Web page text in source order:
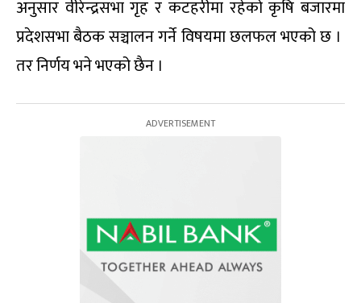
अनुसार वीरेन्द्रसभा गृह र कटहरीमा रहेको कृषि बजारमा
प्रदेशसभा बैठक सञ्चालन गर्ने विषयमा छलफल भएको छ ।
तर निर्णय भने भएको छैन ।